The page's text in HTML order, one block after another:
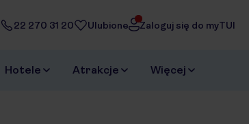
22 270 31 20 Ulubione Zaloguj się do myTUI
Hotele Atrakcje Więcej